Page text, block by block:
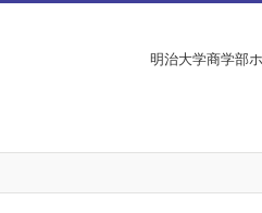
明治大学商学部